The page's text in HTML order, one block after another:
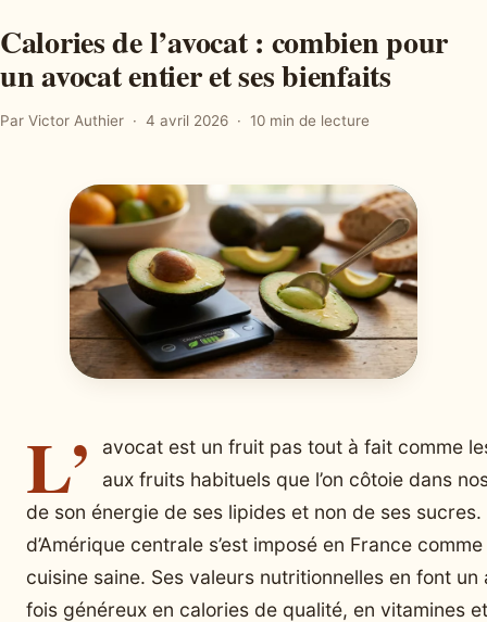
Calories de l’avocat : combien pour
un avocat entier et ses bienfaits
Par Victor Authier 4 avril 2026 10 min de lecture
L’
avocat est un fruit pas tout à fait comme
aux fruits habituels que l’on côtoie dans
de son énergie de ses lipides et non de ses
d’Amérique centrale s’est imposé en France
cuisine saine. Ses valeurs nutritionnelles en font un
fois généreux en calories de qualité, en vitamines